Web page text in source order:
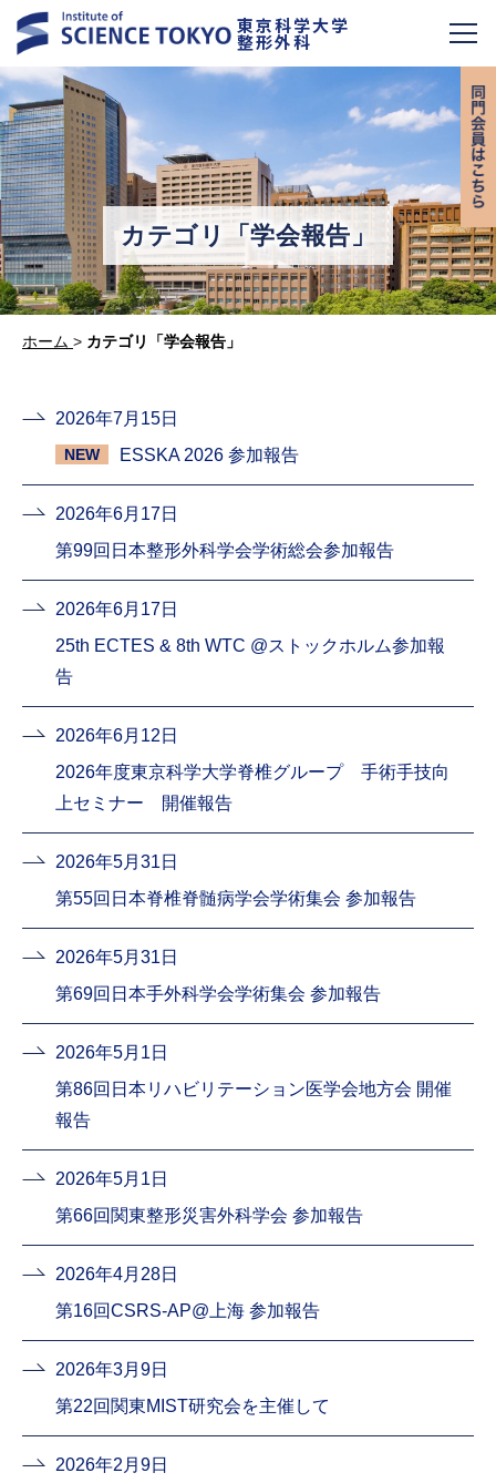
東京科学大学
整形外科
カテゴリ「学会報告」
ホーム > カテゴリ「学会報告」
2026年7月15日
ESSKA 2026 参加報告
2026年6月17日
第99回日本整形外科学会学術総会参加報告
2026年6月17日
25th ECTES & 8th WTC @ストックホルム参加報
告
2026年6月12日
2026年度東京科学大学脊椎グループ 手術手技向
上セミナー 開催報告
2026年5月31日
第55回日本脊椎脊髄病学会学術集会 参加報告
2026年5月31日
第69回日本手外科学会学術集会 参加報告
2026年5月1日
第86回日本リハビリテーション医学会地方会 開催
報告
2026年5月1日
第66回関東整形災害外科学会 参加報告
2026年4月28日
第16回CSRS-AP@上海 参加報告
2026年3月9日
第22回関東MIST研究会を主催して
2026年2月9日